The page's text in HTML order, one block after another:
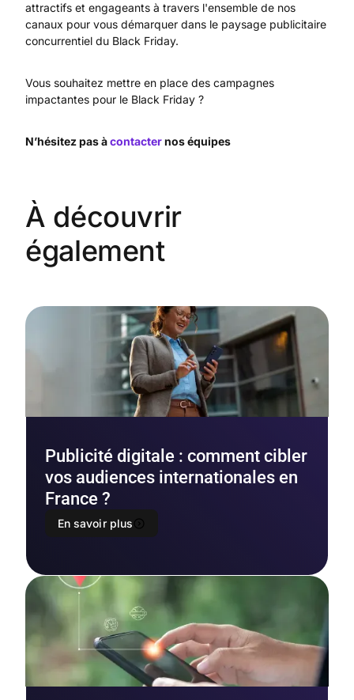
attractifs et engageants à travers l'ensemble de nos
canaux pour vous démarquer dans le paysage publicitaire
concurrentiel du Black Friday.
Vous souhaitez mettre en place des campagnes
impactantes pour le Black Friday ?
N’hésitez pas àcontacternos équipes
À découvrir
également
Publicité digitale : comment cibler
vos audiences internationales en
France ?
En savoir plus